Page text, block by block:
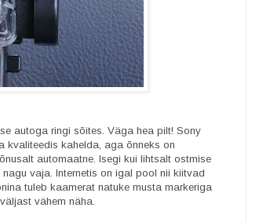
autoga ringi sõites. Väga hea pilt! Sony
kvaliteedis kahelda, aga õnneks on
automaatne. Isegi kui lihtsalt ostmise
vaja. Internetis on igal pool nii kiitvad
tuleb kaamerat natuke musta markeriga
vähem näha.